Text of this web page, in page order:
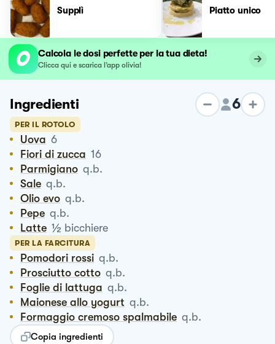
Supplì Piatto unico
Calcola le dosi perfette per la tua dieta!
Clicca qui e scarica l’app olivia!
Ingredienti 6
PER IL ROTOLO
Uova 6
Fiori di zucca 16
Parmigiano q.b.
Sale q.b.
Olio evo q.b.
Pepe q.b.
Latte ½ bicchiere
PER LA FARCITURA
Pomodori rossi q.b.
Prosciutto cotto q.b.
Foglie di lattuga q.b.
Maionese allo yogurt q.b.
Formaggio cremoso spalmabile q.b.
Copia ingredienti